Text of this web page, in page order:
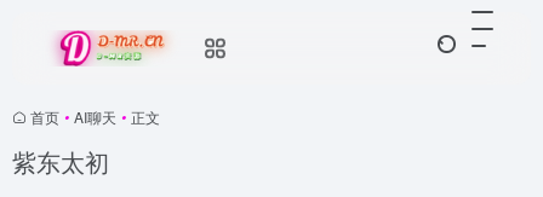
首页 • AI聊天 • 正文
紫东太初